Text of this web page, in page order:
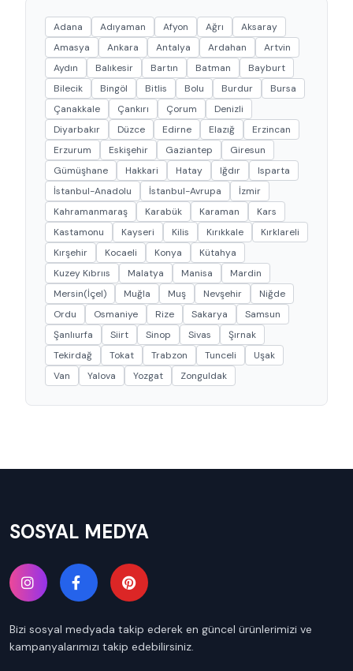
Adana Adıyaman Afyon Ağrı
Aksaray
Amasya
Ankara Antalya Ardahan
Artvin
Aydın
Balıkesir Bartın Batman
Bayburt
Bilecik
Bingöl Bitlis Bolu Burdur
Bursa
Çanakkale
Çankırı Çorum
Denizli
Diyarbakır
Düzce Edirne Elazığ
Erzincan
Erzurum
Eskişehir Gaziantep
Giresun
Gümüşhane
Hakkari Hatay Iğdır
Isparta
İstanbul-Anadolu
İstanbul-Avrupa
İzmir
Kahramanmaraş
Karabük Karaman
Kars
Kastamonu
Kayseri Kilis Kırıkkale
Kırklareli
Kırşehir
Kocaeli Konya
Kütahya
Kuzey Kıbrııs
Malatya Manisa
Mardin
Mersin(İçel)
Muğla Muş Nevşehir
Niğde
Ordu
Osmaniye Rize Sakarya
Samsun
Şanlıurfa
Siirt Sinop Sivas
Şırnak
Tekirdağ
Tokat Trabzon Tunceli
Uşak
Van
Yalova Yozgat Zonguldak
SOSYAL MEDYA
Bizi sosyal medyada takip ederek en güncel ürünlerimizi ve
kampanyalarımızı takip edebilirsiniz.